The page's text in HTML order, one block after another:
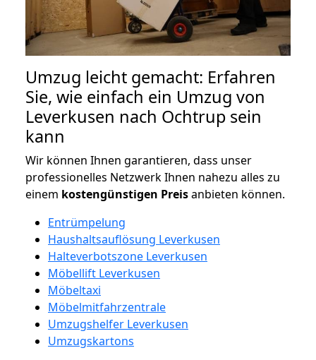
Umzug leicht gemacht: Erfahren
Sie, wie einfach ein Umzug von
Leverkusen nach Ochtrup sein
kann
Wir können Ihnen garantieren, dass unser
professionelles Netzwerk Ihnen nahezu alles zu
einem kostengünstigen Preisanbieten können.
Entrümpelung
Haushaltsauflösung Leverkusen
Halteverbotszone Leverkusen
Möbellift Leverkusen
Möbeltaxi
Möbelmitfahrzentrale
Umzugshelfer Leverkusen
Umzugskartons